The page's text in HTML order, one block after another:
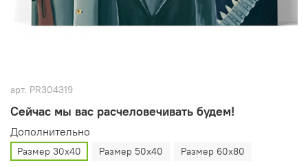
арт. PR304319
Сейчас мы вас расчеловечивать будем!
Дополнительно
Размер 30х40 Размер 50х40 Размер 60х80